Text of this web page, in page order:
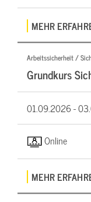
MEHR
Arbeitssicherheit /
Grundkurs
01.09.2026 -
Online
MEHR